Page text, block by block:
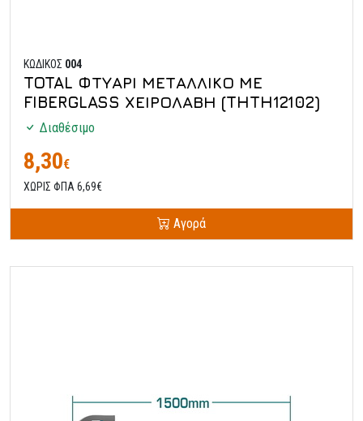
ΚΩΔΙΚΟΣ 004
TOTAL ΦΤΥΑΡΙ ΜΕΤΑΛΛΙΚΟ ΜΕ
FIBERGLASS ΧΕΙΡΟΛΑΒΗ (THTH12102)
Διαθέσιμο
8,30€
ΧΩΡΙΣ ΦΠΑ 6,69€
Αγορά